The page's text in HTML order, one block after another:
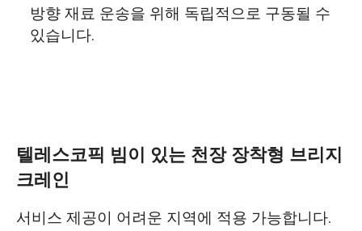
방향 재료 운송을 위해 독립적으로 구동될 수
있습니다.
텔레스코픽 빔이 있는 천장 장착형 브리지
크레인
서비스 제공이 어려운 지역에 적용 가능합니다.